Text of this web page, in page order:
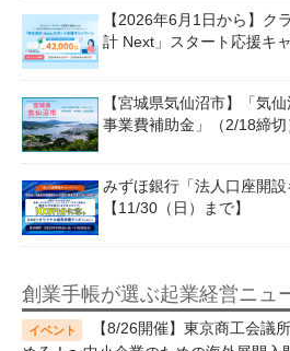
【2026年6月1日から】ク
計 Next」スタート応援キ
【宮城県気仙沼市】「気
事業費補助金」（2/18締切
みずほ銀行「法人口座開
【11/30（日）まで】
創業手帳が選ぶ起業経営ニュ
【8/26開催】東京商工会議